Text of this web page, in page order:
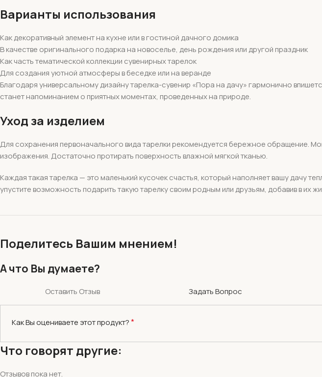
Варианты использования
Как декоративный элемент на кухне или в гостиной дачного домика
В качестве оригинального подарка на новоселье, день рождения или другой праздник
Как часть тематической коллекции сувенирных тарелок
Для создания уютной атмосферы в беседке или на веранде
Благодаря универсальному дизайну тарелка-сувенир «Пора на дачу» гармонично
станет напоминанием о приятных моментах, проведенных на природе.
Уход за изделием
Для сохранения первоначального вида тарелки рекомендуется бережное обращение.
изображения. Достаточно протирать поверхность влажной мягкой тканью.
Каждая такая тарелка — это маленький кусочек счастья, который наполняет вашу дачу
упустите возможность подарить такую тарелку своим родным или друзьям, добавив в их
Поделитесь Вашим мнением!
А что Вы думаете?
Оставить Отзыв Задать Вопрос
Как Вы оцениваете этот продукт?*
Что говорят другие:
Отзывов пока нет.